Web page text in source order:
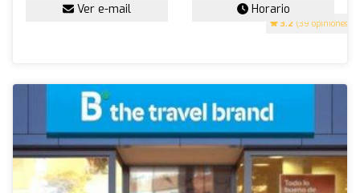
3.2 (39 opiniones)
Ver e-mail Horario